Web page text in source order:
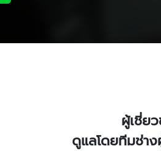
ผู้เชี่ย
ดูแลโดยทีมช่าง